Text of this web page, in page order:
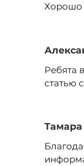
Хорошо
Ребята
статью
Тамара